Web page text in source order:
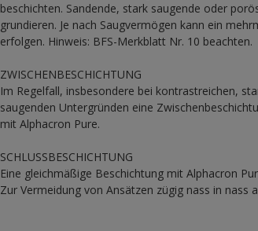
beschichten. Sandende, stark saugende oder
grundieren. Je nach Saugvermögen kann ein
erfolgen. Hinweis: BFS-Merkblatt Nr. 10 beachten.
ZWISCHENBESCHICHTUNG
Im Regelfall, insbesondere bei kontrastreichen,
saugenden Untergründen eine
mit Alphacron Pure.
SCHLUSSBESCHICHTUNG
Eine gleichmäßige Beschichtung mit Alphacron
Zur Vermeidung von Ansätzen zügig nass in nass